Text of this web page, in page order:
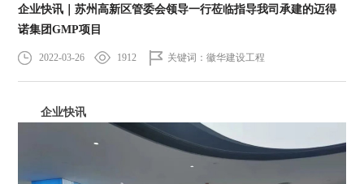
企业快讯｜苏州高新区管委会领导一行莅临指导我司承建的迈得
诺集团GMP项目
2022-03-26 1912 关键词：徽华建设工程
企业快讯